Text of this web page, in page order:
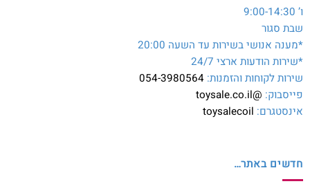
ו’ 9:00-14:30
שבת סגור
*מענה אנושי בשירות עד השעה 20:00
*שירות הודעות ארצי 24/7
שירות לקוחות והזמנות: 054-3980564
פייסבוק: @toysale.co.il
אינסטגרם: toysalecoil
חדשים באתר…